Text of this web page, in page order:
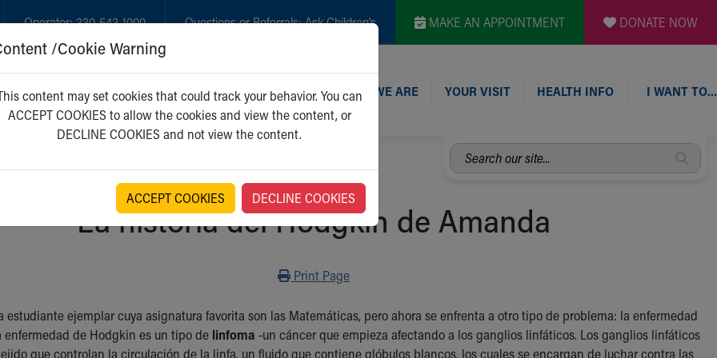
Operator:330-543-1000 Questions or Referrals:Ask Children's MAKE AN APPOINTMENT DONATE NOW
GET CARE NEW PARENTS WHO WE ARE YOUR VISIT HEALTH INFO I WANT TO…
Search
our
La historia del Hodgkin de Amanda
Print
Print Page
estudiante ejemplar cuya asignatura favorita son las Matemáticas, pero ahora se enfrenta a otro tipo de problema: la enfermedad
enfermedad de Hodgkin es un tipo de linfoma -un cáncer que empieza afectando a los ganglios linfáticos. Los ganglios linfáticos
que controlan la circulación de la linfa, un fluido que contiene glóbulos blancos, los cuales se encargan de luchar contra las
/Cookie Warning
content may set cookies that could track your behavior. You can
ACCEPT COOKIES to allow the cookies and view the content, or
DECLINE COOKIES and not view the content.
ACCEPT COOKIES DECLINE COOKIES